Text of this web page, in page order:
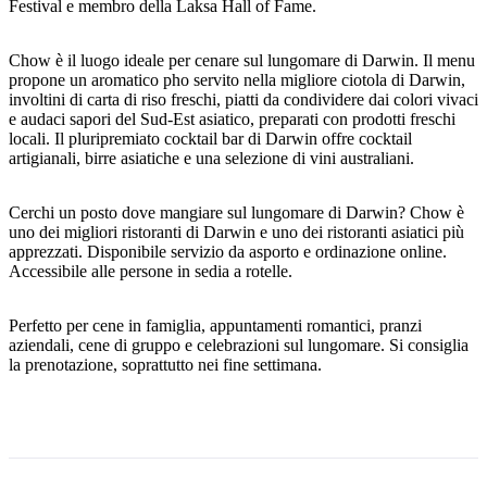
Cerca:
up
Festival e membro della Laksa Hall of Fame.
Chow è il luogo ideale per cenare sul lungomare di Darwin. Il menu
propone un aromatico pho servito nella migliore ciotola di Darwin,
involtini di carta di riso freschi, piatti da condividere dai colori vivaci
e audaci sapori del Sud-Est asiatico, preparati con prodotti freschi
locali. Il pluripremiato cocktail bar di Darwin offre cocktail
artigianali, birre asiatiche e una selezione di vini australiani.
Cerchi un posto dove mangiare sul lungomare di Darwin? Chow è
uno dei migliori ristoranti di Darwin e uno dei ristoranti asiatici più
apprezzati. Disponibile servizio da asporto e ordinazione online.
Accessibile alle persone in sedia a rotelle.
Perfetto per cene in famiglia, appuntamenti romantici, pranzi
aziendali, cene di gruppo e celebrazioni sul lungomare. Si consiglia
la prenotazione, soprattutto nei fine settimana.